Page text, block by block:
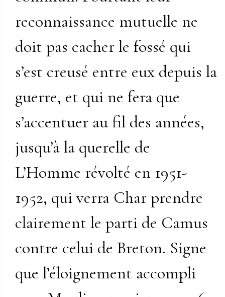
reconnaissance mutuelle ne
doit pas cacher le fossé qui
s’est creusé entre eux depuis la
guerre, et qui ne fera que
s’accentuer au fil des années,
jusqu’à la querelle de
L’Homme révolté en 1951-
1952, qui verra Char prendre
clairement le parti de Camus
contre celui de Breton. Signe
que l’éloignement accompli